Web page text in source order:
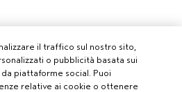
il traffico sul nostro sito,
o pubblicità basata sui
piattaforme social. Puoi
relative ai cookie o ottenere